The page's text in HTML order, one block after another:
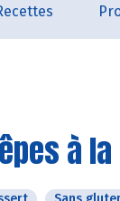
à